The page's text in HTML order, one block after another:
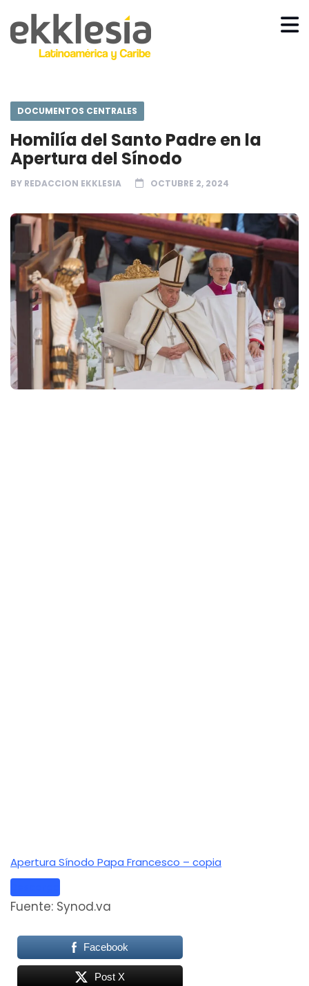
DOCUMENTOS CENTRALES
Homilía del Santo Padre en la
Apertura del Sínodo
BY REDACCION EKKLESIA OCTUBRE 2, 2024
Apertura Sínodo Papa Francesco – copia
Fuente: Synod.va
Facebook
Post X